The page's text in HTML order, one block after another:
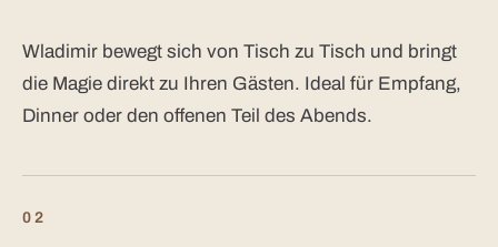
Wladimir bewegt sich von Tisch zu Tisch und bringt
die Magie direkt zu Ihren Gästen. Ideal für Empfang,
Dinner oder den offenen Teil des Abends.
02